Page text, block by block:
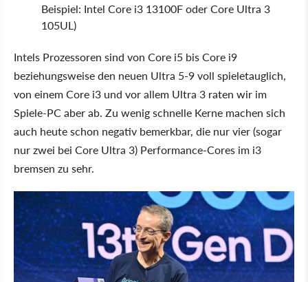
Beispiel: Intel Core i3 13100F oder Core Ultra 3
105UL)
Intels Prozessoren sind von Core i5 bis Core i9
beziehungsweise den neuen Ultra 5-9 voll spieletauglich,
von einem Core i3 und vor allem Ultra 3 raten wir im
Spiele-PC aber ab. Zu wenig schnelle Kerne machen sich
auch heute schon negativ bemerkbar, die nur vier (sogar
nur zwei bei Core Ultra 3) Performance-Cores im i3
bremsen zu sehr.